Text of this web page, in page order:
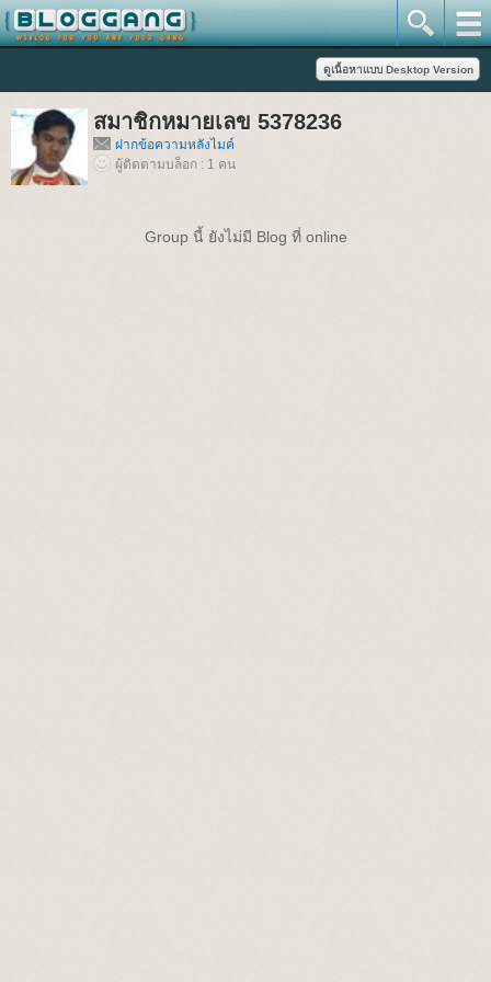
สมาชิกหมายเลข 5378236
ฝากข้อความหลังไมค์
ผู้ติดตามบล็อก : 1 คน
Group นี้ ยังไม่มี Blog ที่ online